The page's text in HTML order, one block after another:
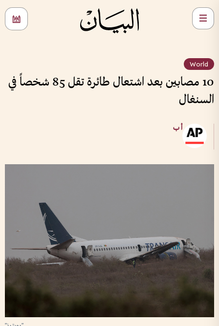
World
10 مصابين بعد اشتعال طائرة تقل 85 شخصاً في
السنغال
أ ب